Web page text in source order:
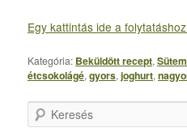
Egy kattintás ide a
Kategória: Beküldött recept,
étcsokolágé,gyors,joghurt,
e